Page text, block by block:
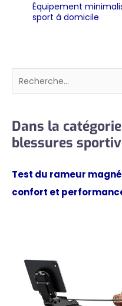
Équipement
sport à domicile
Rechercher
Dans la
blessures
Test du rameur
confort et